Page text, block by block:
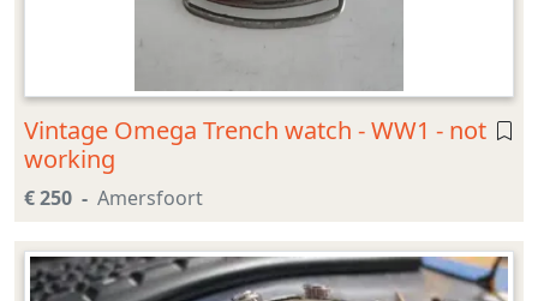
Vintage Omega Trench watch - WW1 - not
working
€ 250 Amersfoort